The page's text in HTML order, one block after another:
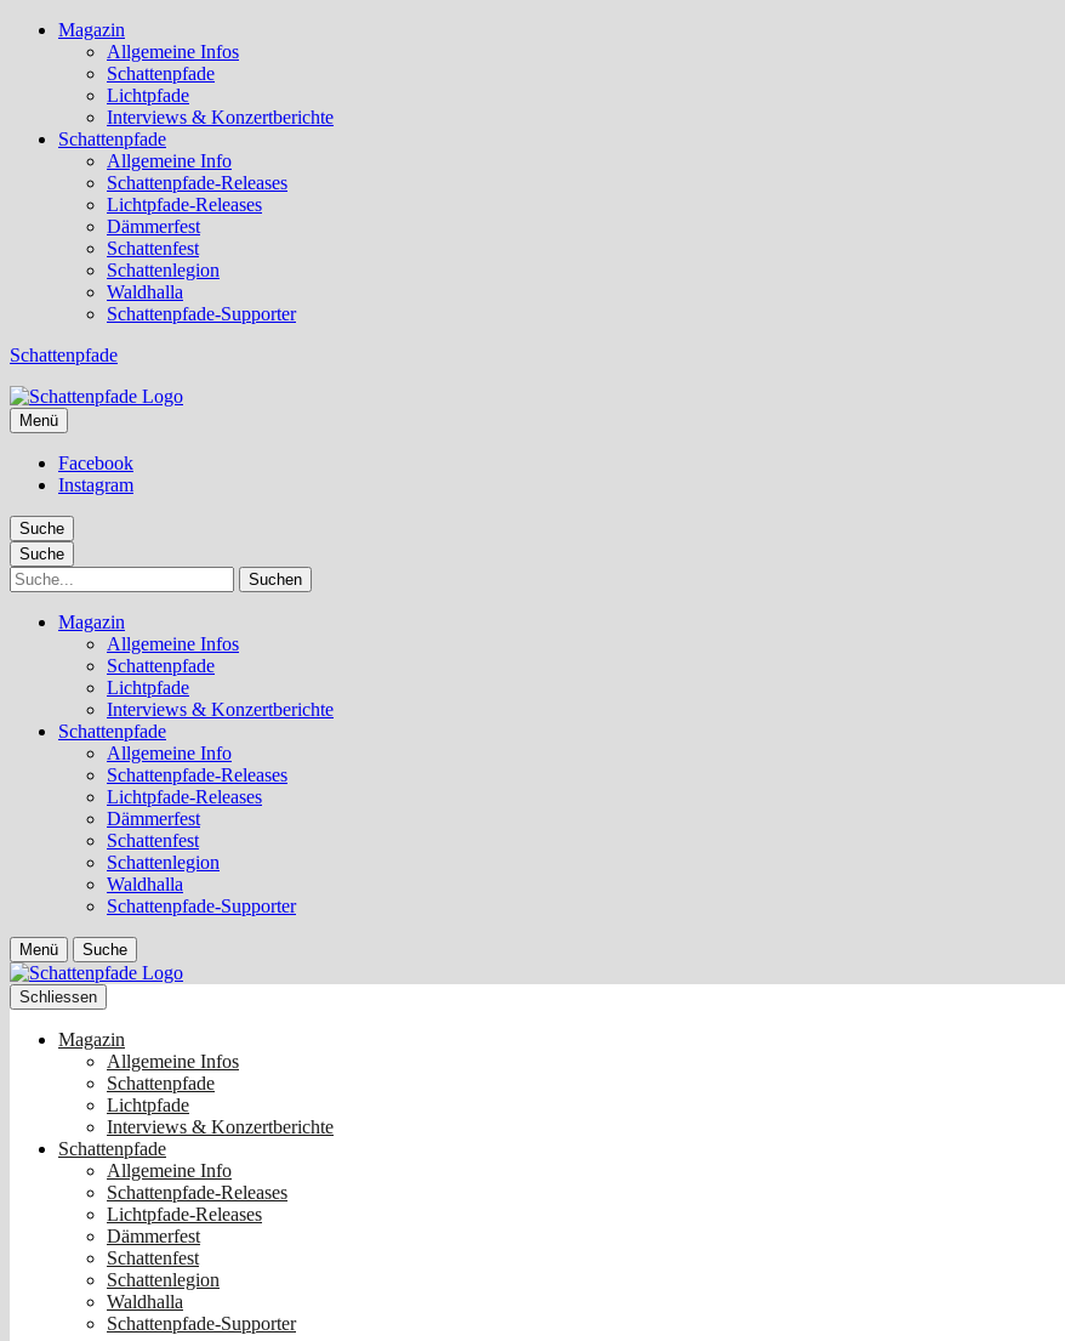
Magazin
Allgemeine Infos
Schattenpfade
Lichtpfade
Interviews & Konzertberichte
Schattenpfade
Allgemeine Info
Schattenpfade-Releases
Lichtpfade-Releases
Dämmerfest
Schattenfest
Schattenlegion
Waldhalla
Schattenpfade-Supporter
Schattenpfade
Menü
Facebook
Instagram
Suche
Suche
Suche
Magazin
Allgemeine Infos
Schattenpfade
Lichtpfade
Interviews & Konzertberichte
Schattenpfade
Allgemeine Info
Schattenpfade-Releases
Lichtpfade-Releases
Dämmerfest
Schattenfest
Schattenlegion
Waldhalla
Schattenpfade-Supporter
Menü Suche
Schliessen
Magazin
Allgemeine Infos
Schattenpfade
Lichtpfade
Interviews & Konzertberichte
Schattenpfade
Allgemeine Info
Schattenpfade-Releases
Lichtpfade-Releases
Dämmerfest
Schattenfest
Schattenlegion
Waldhalla
Schattenpfade-Supporter